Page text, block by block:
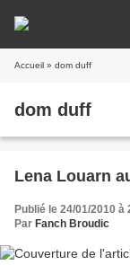
Accueil » dom duff
dom duff
Lena Louarn
Publié le 24/01/2010 à
Par Fanch Broudic